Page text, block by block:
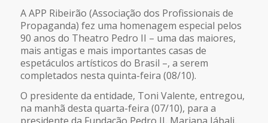
A APP Ribeirão (Associação dos Profissionais de
Propaganda) fez uma homenagem especial pelos
90 anos do Theatro Pedro II – uma das maiores,
mais antigas e mais importantes casas de
espetáculos artísticos do Brasil –, a serem
completados nesta quinta-feira (08/10).
O presidente da entidade, Toni Valente, entregou,
na manhã desta quarta-feira (07/10), para a